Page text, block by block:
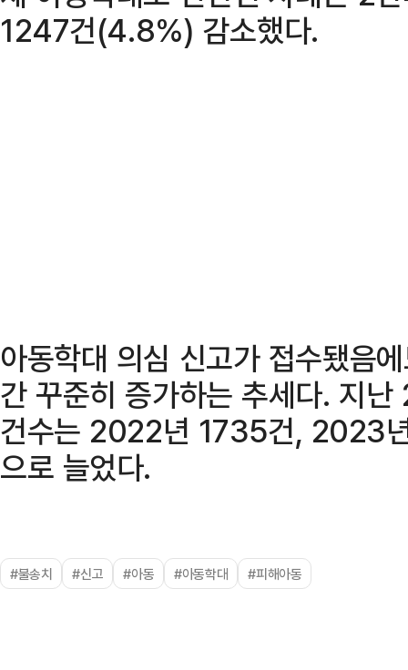
1247건(4.8%) 감소했다.
아동학대 의심 신고가 접수됐음
간 꾸준히 증가하는 추세다. 지
건수는 2022년 1735건, 2023
으로 늘었다.
#불송치 #신고 #아동 #아동학대 #피해아동